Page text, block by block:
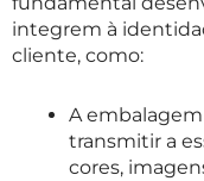
integrem à
cliente, como:
A
transmitir a
cores,